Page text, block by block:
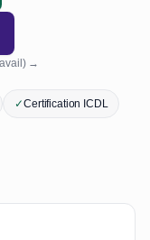
→
✓Certification ICDL